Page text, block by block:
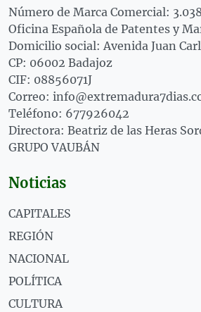
Número de Marca Comercial:
Oficina Española de Patentes y
Domicilio social: Avenida Juan
CP: 06002 Badajoz
CIF: 08856071J
Correo:
Teléfono: 677926042
Directora: Beatriz de las Heras
GRUPO VAUBÁN
Noticias
CAPITALES
REGIÓN
NACIONAL
POLÍTICA
CULTURA